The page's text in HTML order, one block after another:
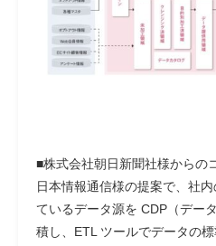
■株式会社朝日新聞社様からの
日本情報通信様の提案で、社
ているデータ源を CDP（デー
積し、ETL ツールでデータの